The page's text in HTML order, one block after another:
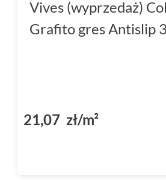
Vives (wyprzedaż)
Grafito gres Antislip
21,07 zł/m²